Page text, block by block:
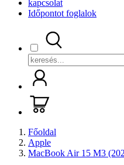
kapcsolat
Időpontot foglalok
Főoldal
Apple
MacBook Air 15 M3